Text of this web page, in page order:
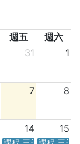
週五
週六
31 1
7 8
14 15